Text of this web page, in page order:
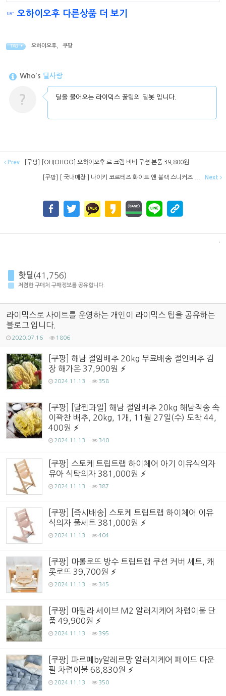
☞ 오하이오후 다른상품 더 보기
TAG • 오하이오후 쿠팡
Who's 딜사랑
? 딜을 물어오는 라이믹스 꿀팁의 딜봇 입니다.
Prev [쿠팡] [OHIOHOO] 오하이오후 르 크램 비비 쿠션 본품 39,800원
[쿠팡] [ 국내매장 ] 나이키 코르테즈 화이트 앤 블랙 스니커즈 ... Next
핫딜 (41,756)
저렴한 구매처 구매정보를 공유합니다.
라이믹스로 사이트를 운영하는 개인이 라이믹스 팁을 공유하는
블로그 입니다.
2020.07.16 1806
[쿠팡] 해남 절임배추 20kg 무료배송 절인배추 김
장 해가온 37,900원
2024.11.13 358
[쿠팡] [달찐과일] 해남 절임배추 20kg 해남직송 속
이꽉찬 배추, 20kg, 1개, 11월 27일(수) 도착 44,
400원
2024.11.13 340
[쿠팡] 스토케 트립트랩 하이체어 아기 이유식의자
유아 식탁의자 381,000원
2024.11.13 387
[쿠팡] [즉시배송] 스토케 트립트랩 하이체어 이유
식의자 풀세트 381,000원
2024.11.13 404
[쿠팡] 마롤로뜨 방수 트립트랩 쿠션 커버 세트, 캐
롯로뜨 39,700원
2024.11.13 345
[쿠팡] 마틸라 세이브 M2 알러지케어 차렵이불 단
품 49,900원
2024.11.13 395
[쿠팡] 파르페by알레르망 알러지케어 페이드 다운
필 차렵이불 68,830원
2024.11.13 350